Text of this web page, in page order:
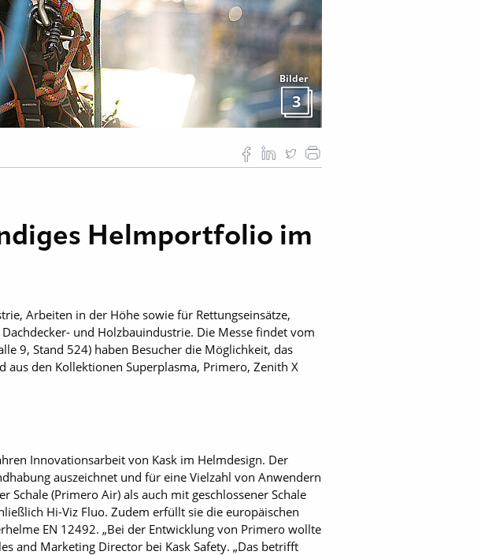
Bilder
3
Helmportfolio im
Arbeiten in der Höhe sowie für Rettungseinsätze,
und Holzbauindustrie. Die Messe findet vom
9, Stand 524) haben Besucher die Möglichkeit, das
den Kollektionen Superplasma, Primero, Zenith X
Innovationsarbeit von Kask im Helmdesign. Der
auszeichnet und für eine Vielzahl von Anwendern
(Primero Air) als auch mit geschlossener Schale
Hi-Viz Fluo. Zudem erfüllt sie die europäischen
EN 12492. „Bei der Entwicklung von Primero wollte
and Marketing Director bei Kask Safety. „Das betrifft